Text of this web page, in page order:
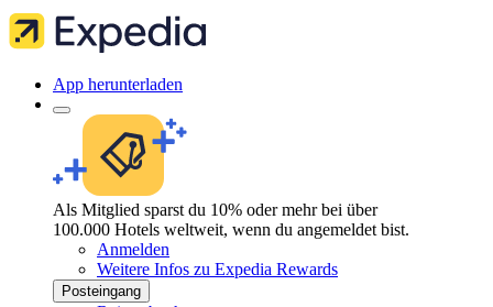
App herunterladen
Als Mitglied sparst du 10% oder mehr bei über
100.000 Hotels weltweit, wenn du angemeldet bist.
Anmelden
Weitere Infos zu Expedia Rewards
Posteingang